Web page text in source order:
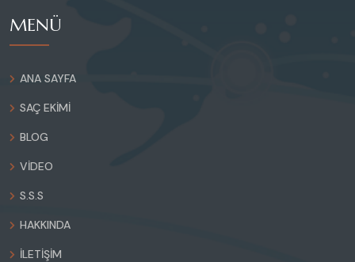
MENÜ
ANA SAYFA
SAÇ EKIMI
BLOG
VIDEO
S.S.S
HAKKINDA
İLETIŞIM